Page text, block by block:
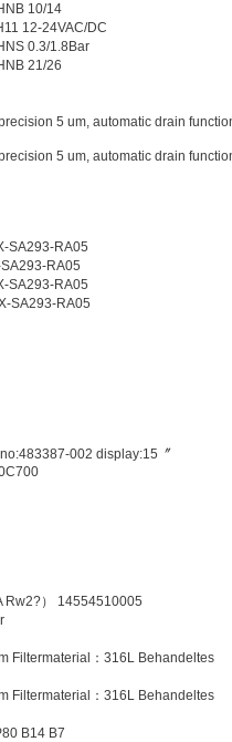
10/14
12-24VAC/DC
0.3/1.8Bar
21/26
5 um, automatic drain
5 um, automatic drain
SA293-RA05
RA05
SA293-RA05
SA293-RA05
002 display:15〞
Rw2?） 14554510005
Filtermaterial：316L Behandeltes
Filtermaterial：316L Behandeltes
B14 B7